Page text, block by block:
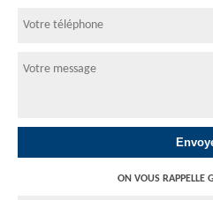
ON VOUS RAPPELLE